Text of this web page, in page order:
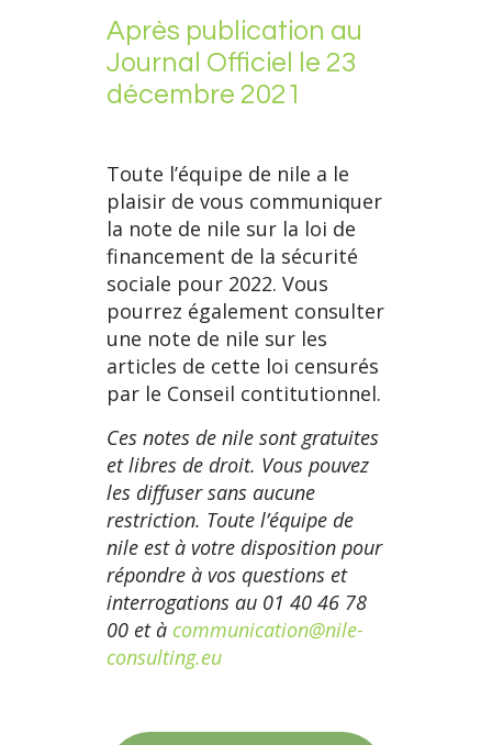
Après publication au
Journal Officiel le 23
décembre 2021
Toute l’équipe de nile a le
plaisir de vous communiquer
la note de nile sur la loi de
financement de la sécurité
sociale pour 2022. Vous
pourrez également consulter
une note de nile sur les
articles de cette loi censurés
par le Conseil contitutionnel.
Ces notes de nile sont gratuites
et libres de droit. Vous pouvez
les diffuser sans aucune
restriction. Toute l’équipe de
nile est à votre disposition pour
répondre à vos questions et
interrogations au 01 40 46 78
00 et à communication@nile-
consulting.eu